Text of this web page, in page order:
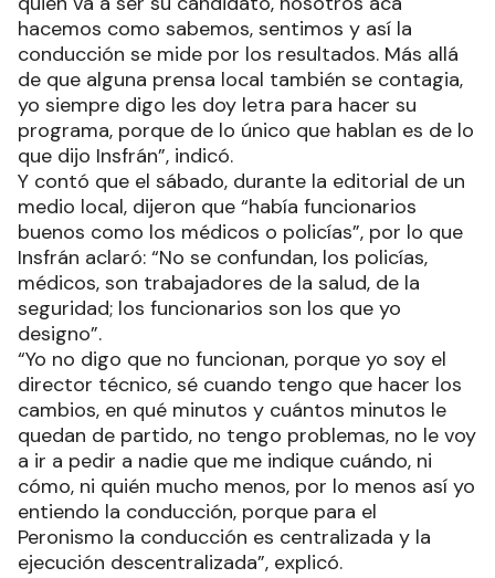
hacemos como sabemos, sentimos y así la
conducción se mide por los resultados. Más allá
de que alguna prensa local también se contagia,
yo siempre digo les doy letra para hacer su
programa, porque de lo único que hablan es de lo
que dijo Insfrán”, indicó.
Y contó que el sábado, durante la editorial de un
medio local, dijeron que “había funcionarios
buenos como los médicos o policías”, por lo que
Insfrán aclaró: “No se confundan, los policías,
médicos, son trabajadores de la salud, de la
seguridad; los funcionarios son los que yo
designo”.
“Yo no digo que no funcionan, porque yo soy el
director técnico, sé cuando tengo que hacer los
cambios, en qué minutos y cuántos minutos le
quedan de partido, no tengo problemas, no le voy
a ir a pedir a nadie que me indique cuándo, ni
cómo, ni quién mucho menos, por lo menos así yo
entiendo la conducción, porque para el
Peronismo la conducción es centralizada y la
ejecución descentralizada”, explicó.